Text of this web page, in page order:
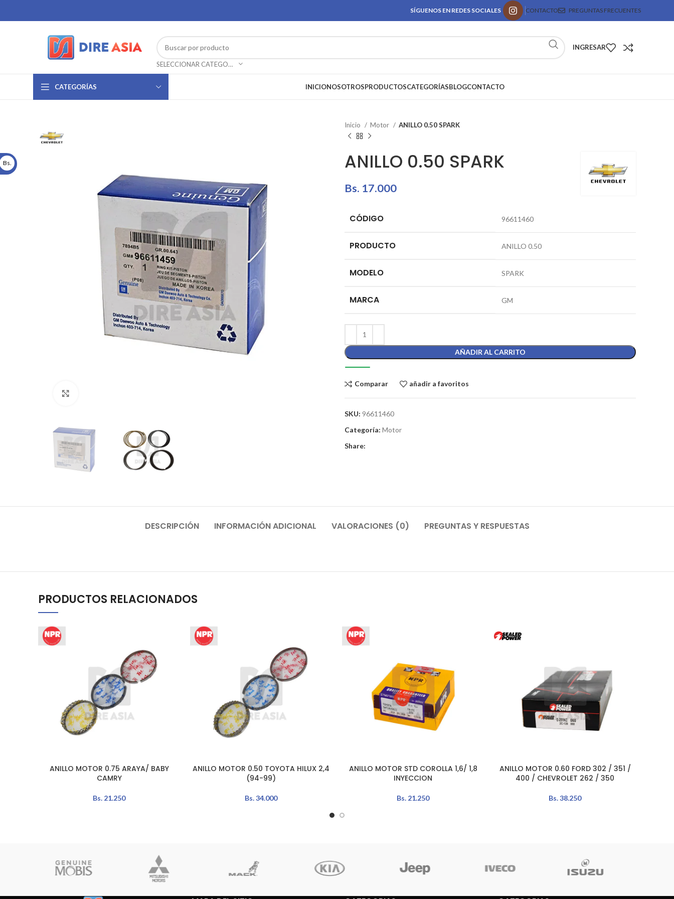
SÍGUENOS EN REDES SOCIALES CONTACTO PREGUNTAS FRECUENTES
SELECCIONAR CATEGORÍA
INGRESAR
CATEGORÍAS INICIONOSOTROSPRODUCTOSCATEGORÍASBLOGCONTACTO
Inicio Motor ANILLO 0.50 SPARK
ANILLO 0.50 SPARK
Bs. 17.000
CÓDIGO 96611460
PRODUCTO ANILLO 0.50
MODELO SPARK
MARCA GM
AÑADIR AL CARRITO
Comparar añadir a favoritos
SKU: 96611460
Categoría: Motor
Share:
DESCRIPCIÓN INFORMACIÓN ADICIONAL VALORACIONES (0) PREGUNTAS Y RESPUESTAS
PRODUCTOS RELACIONADOS
AÑADIR AL CARRITO
ANILLO MOTOR 0.75 ARAYA/ BABY
CAMRY
Bs. 21.250
AÑADIR AL CARRITO
ANILLO MOTOR 0.50 TOYOTA HILUX 2,4
(94-99)
Bs.34.000
AÑADIR AL CARRITO
ANILLO MOTOR STD COROLLA 1,6/ 1,8
INYECCION
Bs. 21.250
AÑADIR AL CARRITO
ANILLO MOTOR 0.60 FORD 302 / 351 /
400 / CHEVROLET 262 / 350
Bs.38.250
Bs.